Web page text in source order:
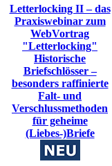
Letterlocking II – das
Praxiswebinar zum
WebVortrag
"Letterlocking"
Historische
Briefschlösser –
besonders raffinierte
Falt- und
Verschlussmethoden
für geheime
(Liebes-)Briefe